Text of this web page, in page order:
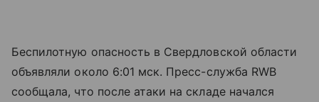
Беспилотную опасность в Свердловской области
объявляли около 6:01 мск. Пресс-служба RWB
сообщала, что после атаки на складе начался